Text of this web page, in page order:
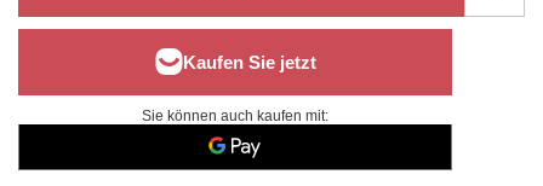
Sie können auch kaufen mit: